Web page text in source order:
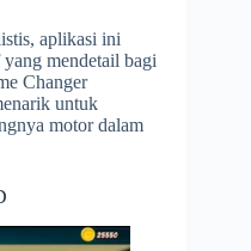
aplikasi ini
mendetail bagi
Changer
untuk
motor dalam